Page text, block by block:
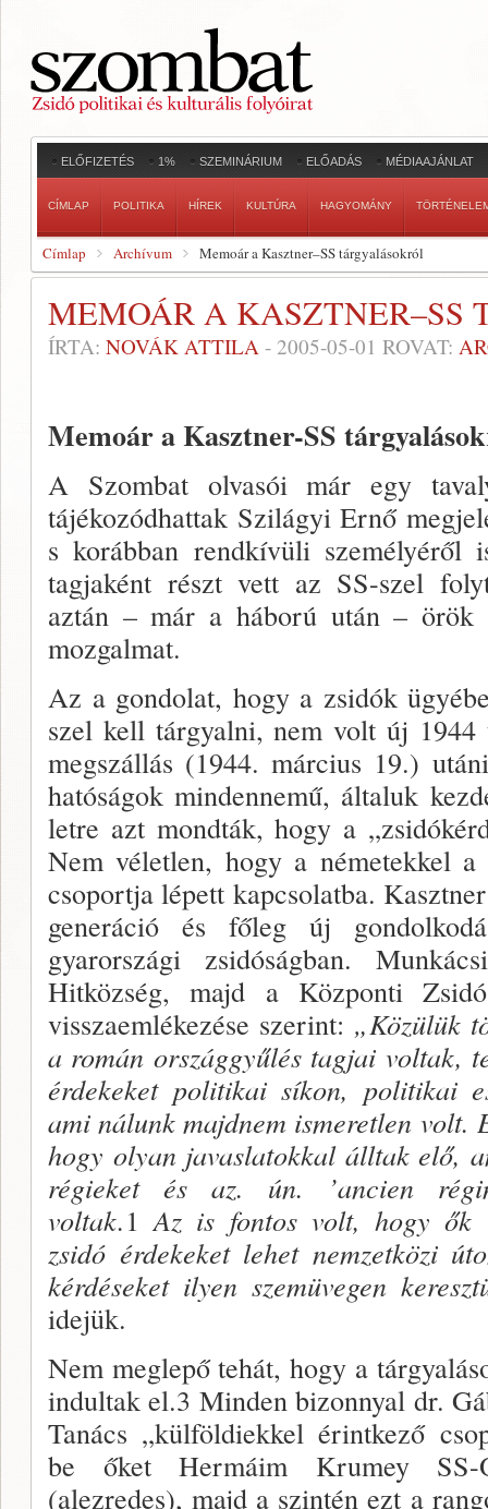
ELŐFIZETÉS 1% SZEMINÁRIUM ELŐADÁS MÉDIAAJÁNLAT
CÍMLAP POLITIKA HÍREK KULTÚRA HAGYOMÁNY
Címlap Archívum Memoár a Kasztner–SS tárgyalásokról
MEMOÁR A KASZTNER–SS
ÍRTA: NOVÁK ATTILA - 2005-05-01 ROVAT:
Memoár a Kasztner-SS
A Szombat olvasói már egy
tájékozódhattak Szilágyi Ernő
s korábban rendkívüli személyéről
tagjaként részt vett az SS-szel
aztán – már a háború után – örök
mozgalmat.
Az a gondolat, hogy a zsidók
szel kell tárgyalni, nem volt új 1944
megszállás (1944. március 19.)
hatóságok mindennemű, álta­luk
letre azt mondták, hogy a
Nem vé­letlen, hogy a németekkel
csoportja lépett kapcsolatba.
generáció és főleg új
gyarországi zsidóságban.
Hitközség, majd a Központi
visszaemlékezése szerint: „Közülük
a román országgyűlés tagjai voltak,
érdekeket politikai síkon, politikai
ami nálunk majdnem ismeretlen volt.
hogy olyan javas­latokkal álltak elő,
régieket és az. ún. ’ancien
voltak.1 Az is fontos volt, hogy ők
zsidó ér­dekeket lehet nemzetközi
kérdéseket ilyen szemüvegen
idejük.
Nem meglepő tehát, hogy a
in­dultak el.3 Minden bizonnyal dr.
Tanács „külföldiekkel érintkező
be őket Her­máim Krumey SS-
(alezredes), majd a szintén ezt a